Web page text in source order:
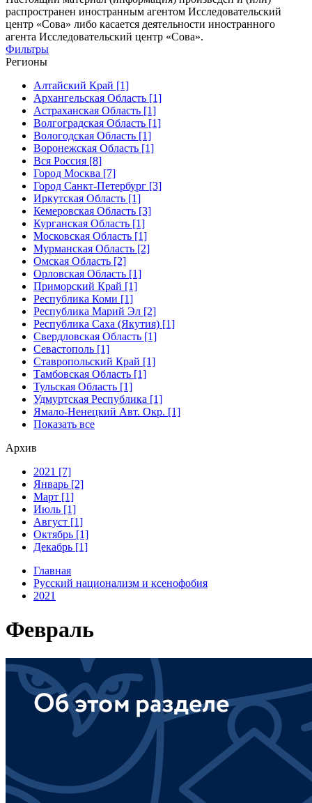
распространен иностранным агентом Исследовательский
центр «Сова» либо касается деятельности иностранного
агента Исследовательский центр «Сова».
Фильтры
Регионы
Алтайский Край [1]
Архангельская Область [1]
Астраханская Область [1]
Волгоградская Область [1]
Вологодская Область [1]
Воронежская Область [1]
Вся Россия [8]
Город Москва [7]
Город Санкт-Петербург [3]
Иркутская Область [1]
Кемеровская Область [3]
Курганская Область [1]
Московская Область [1]
Мурманская Область [2]
Омская Область [2]
Орловская Область [1]
Приморский Край [1]
Республика Коми [1]
Республика Марий Эл [2]
Республика Саха (Якутия) [1]
Свердловская Область [1]
Севастополь [1]
Ставропольский Край [1]
Тамбовская Область [1]
Тульская Область [1]
Удмуртская Республика [1]
Ямало-Ненецкий Авт. Окр. [1]
Показать все
Архив
2021 [7]
Январь [2]
Март [1]
Июль [1]
Август [1]
Октябрь [1]
Декабрь [1]
Главная
Русский национализм и ксенофобия
2021
Февраль